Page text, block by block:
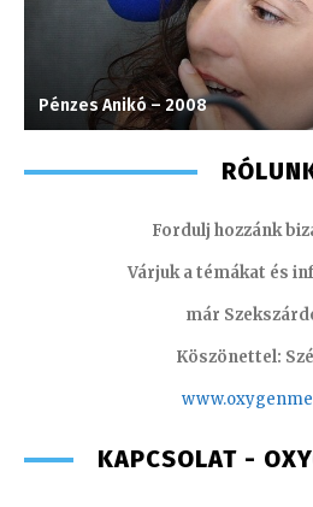
Pénzes Anikó – 2008
Fordulj hozzánk
Várjuk a témákat és
már
Köszönettel:
KAPCSOLAT -